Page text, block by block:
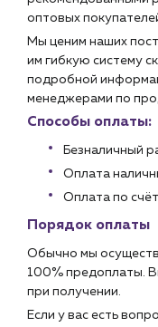
оптовых
Мы ценим наших
им гибкую систему
подробной
менеджерами по
Способы оплаты:
Безналичный
Оплата
Оплата по
Порядок оплаты
Обычно мы
100% предоплаты.
при получении.
Если у вас есть